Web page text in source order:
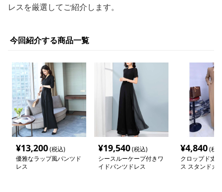
レスを厳選してご紹介します。
今回紹介する商品一覧
¥13,200(税込)
優雅なラップ風パンツド
レス
¥19,540(税込)
シースルーケープ付きワ
イドパンツドレス
¥4,840(税
クロップド丈
ス スタンドカ